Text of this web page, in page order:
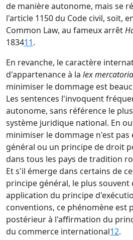
de manière autonome, mais se
l'article 1150 du Code civil, soit,
Common Law, au fameux arrêt
183411.
En revanche, le caractère
d'appartenance à la lex mercatoria
minimiser le dommage est
Les sentences l'invoquent
autonome, sans référence le
système juridique national. En
minimiser le dommage n'est pas
général ou un principe de droit
dans tous les pays de tradition
Et s'il émerge dans certains de
principe général, le plus souvent
application du principe
conventions, ce phénomène est
postérieur à l'affirmation du
du commerce international12.